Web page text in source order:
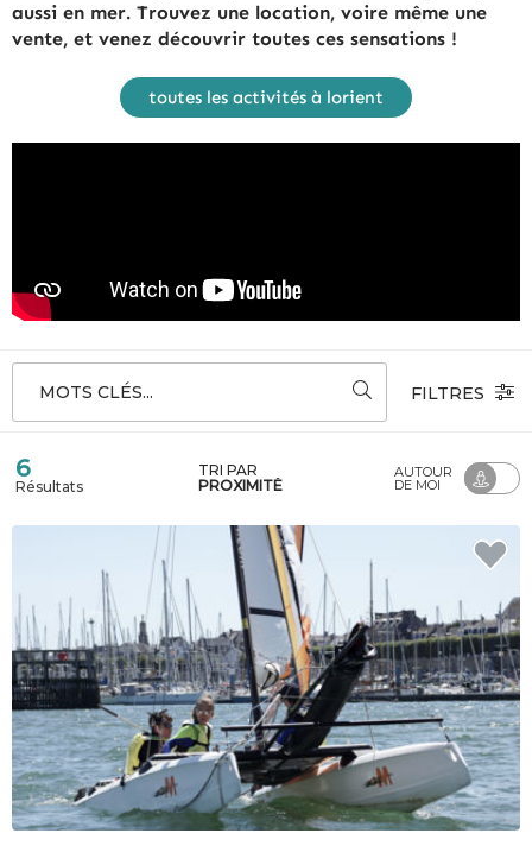
aussi en mer. Trouvez une location, voire même une
vente, et venez découvrir toutes ces sensations !
toutes les activités à lorient
MOTS CLÉS... FILTRES
6
Résultats
TRI PAR
PROXIMITÉ
AUTOUR
DE MOI